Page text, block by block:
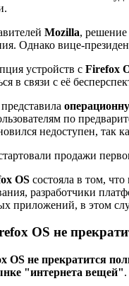
Mozilla, решение
Однако вице-
устройств с Firefox
в связи с её
представила
по
недоступен, так
продажи
OS состояла в том,
разработчики
приложений, в этом
OS не
OS не прекратится
"интернета вещей".